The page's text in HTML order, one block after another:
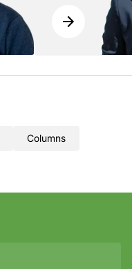
Columns